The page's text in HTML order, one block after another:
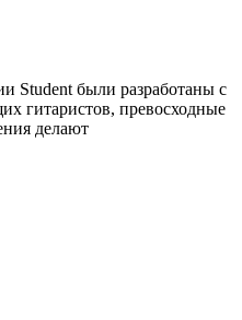
Student были разработаны с
гитаристов, превосходные
делают